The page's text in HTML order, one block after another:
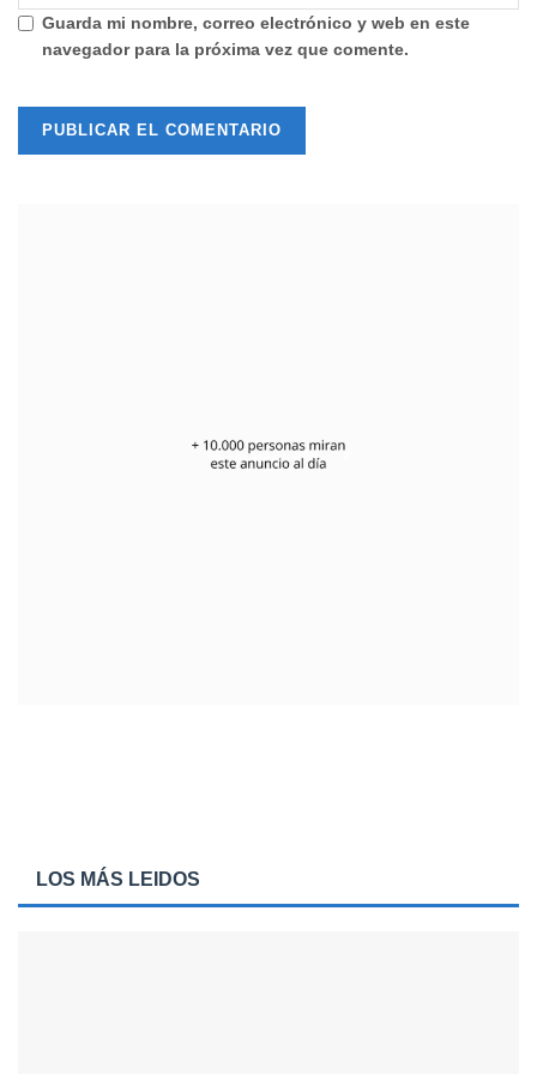
Guarda mi nombre, correo electrónico y web en este
navegador para la próxima vez que comente.
LOS MÁS LEIDOS